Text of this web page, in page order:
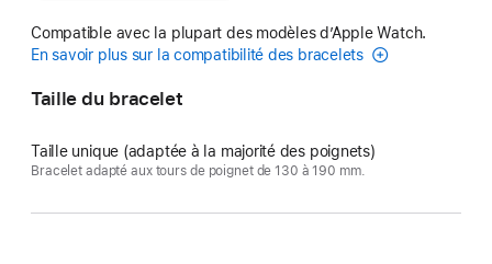
Compatible avec la plupart des modèles d’Apple Watch.
En savoir plus sur la compatibilité des bracelets
Taille du bracelet
Taille unique (adaptée à la majorité des poignets)
Bracelet adapté aux tours de poignet de 130 à 190 mm.